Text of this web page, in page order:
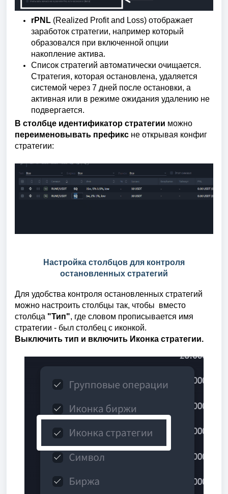
rPNL (Realized Profit and Loss) отображает
заработок стратегии, например который
образовался при включенной опции
накопление актива.
Список стратегий автоматически очищается.
Стратегия, которая остановлена, удаляется
системой через 7 дней после остановки, а
активная или в режиме ожидания удалению не
подвергается.
В столбце идентификатор стратегии можно
переименовывать префикс не открывая конфиг
стратегии:
Настройка столбцов для контроля
остановленных стратегий
Для удобства контроля остановленных стратегий
можно настроить столбцы так, чтобы вместо
столбца "Тип", где словом прописывается имя
стратегии - был столбец с иконкой.
Выключить тип и включить Иконка стратегии.